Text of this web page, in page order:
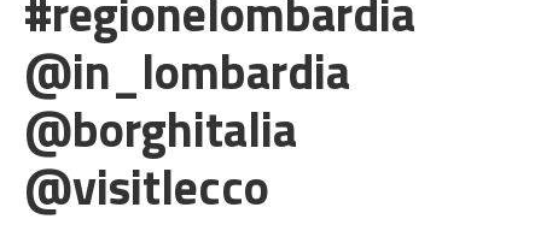
@in_lombardia
@borghitalia
@visitlecco